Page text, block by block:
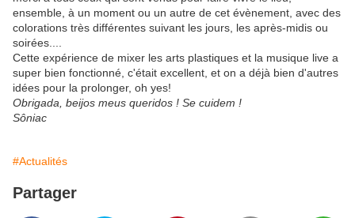
ensemble, à un moment ou un autre de cet évènement, avec des
colorations très différentes suivant les jours, les après-midis ou
soirées....
Cette expérience de mixer les arts plastiques et la musique live a
super bien fonctionné, c'était excellent, et on a déjà bien d'autres
idées pour la prolonger, oh yes!
Obrigada, beijos meus queridos ! Se cuidem !
Sôniac
#Actualités
Partager